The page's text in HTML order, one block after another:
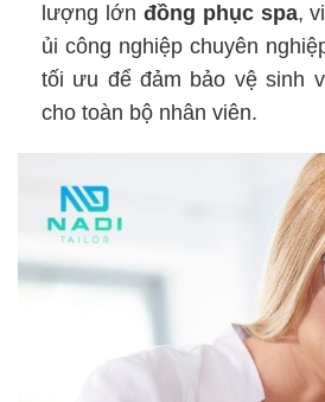
lượng lớn đồng phục spa,
ủi công nghiệp chuyên
tối ưu để đảm bảo vệ sinh
cho toàn bộ nhân viên.